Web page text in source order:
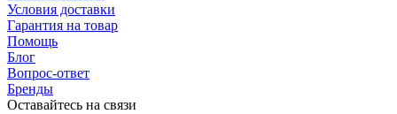
Условия доставки
Гарантия на товар
Помощь
Блог
Вопрос-ответ
Бренды
Оставайтесь на связи